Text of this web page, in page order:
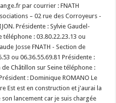
par courrier : FNATH
– 02 rue des Corroyeurs -
Présidente : Sylvie Gaudel-
téléphone : 03.80.22.23.13 ou
Josse FNATH - Section de
ou 06.36.55.69.81 Présidente :
Châtillon sur Seine téléphone :
: Dominique ROMANO Le
Est est en construction et j'aurai la
lancement car je suis chargée